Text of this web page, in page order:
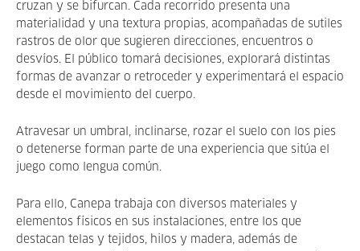
cruzan y se bifurcan. Cada recorrido presenta una
materialidad y una textura propias, acompañadas de sutiles
rastros de olor que sugieren direcciones, encuentros o
desvíos. El público tomará decisiones, explorará distintas
formas de avanzar o retroceder y experimentará el espacio
desde el movimiento del cuerpo.
Atravesar un umbral, inclinarse, rozar el suelo con los pies
o detenerse forman parte de una experiencia que sitúa el
juego como lengua común.
Para ello, Canepa trabaja con diversos materiales y
elementos físicos en sus instalaciones, entre los que
destacan telas y tejidos, hilos y madera, además de